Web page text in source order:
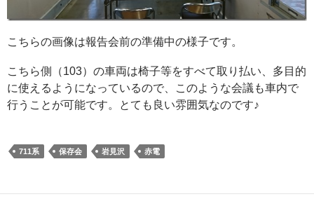
こちらの画像は報告会前の準備中の様子です。
こちら側（103）の車両は椅子等をすべて取り払い、多目的
に使えるようになっているので、このような会議も車内で
行うことが可能です。とても良い雰囲気なのです♪
711系 保存会 岩見沢 赤電